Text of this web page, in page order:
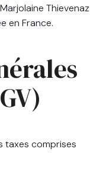
Thievenaz
en France.
taxes comprises